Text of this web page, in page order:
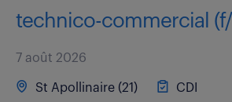
technico-commercial
7 août 2026
St Apollinaire (21)
CDI